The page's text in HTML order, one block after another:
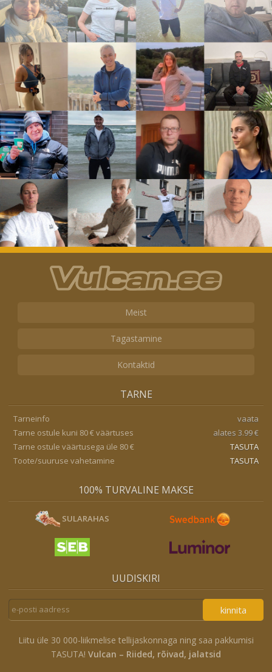
Meist
Tagastamine
Kontaktid
TARNE
Tarneinfo
vaata
Tarne ostule kuni 80 € väärtuses
alates 3.99 €
Tarne ostule väärtusega üle 80 €
TASUTA
Toote/suuruse vahetamine
TASUTA
100% TURVALINE MAKSE
SULARAHAS
UUDISKIRI
kinnita
Liitu üle 30 000-liikmelise tellijaskonnaga ning saa pakkumisi
TASUTA! Vulcan – Riided, rõivad, jalatsid